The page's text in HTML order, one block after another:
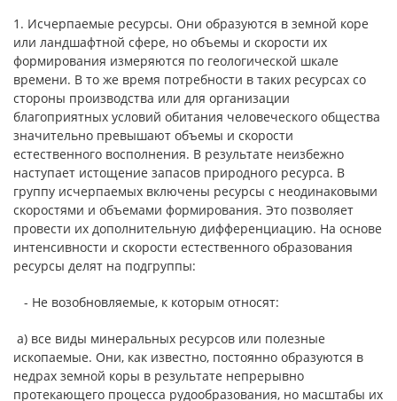
1. Исчерпаемые ресурсы. Они образуются в земной коре
или ландшафтной сфере, но объемы и скорости их
формирования измеряются по геологической шкале
времени. В то же время потребности в таких ресурсах со
стороны производства или для организации
благоприятных условий обитания человеческого общества
значительно превышают объемы и скорости
естественного восполнения. В результате неизбежно
наступает истощение запасов природного ресурса. В
группу исчерпаемых включены ресурсы с неодинаковыми
скоростями и объемами формирования. Это позволяет
провести их дополнительную дифференциацию. На основе
интенсивности и скорости естественного образования
ресурсы делят на подгруппы:
- Не возобновляемые, к которым относят:
а) все виды минеральных ресурсов или полезные
ископаемые. Они, как известно, постоянно образуются в
недрах земной коры в результате непрерывно
протекающего процесса рудообразования, но масштабы их